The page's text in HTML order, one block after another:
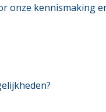
onze kennismaking